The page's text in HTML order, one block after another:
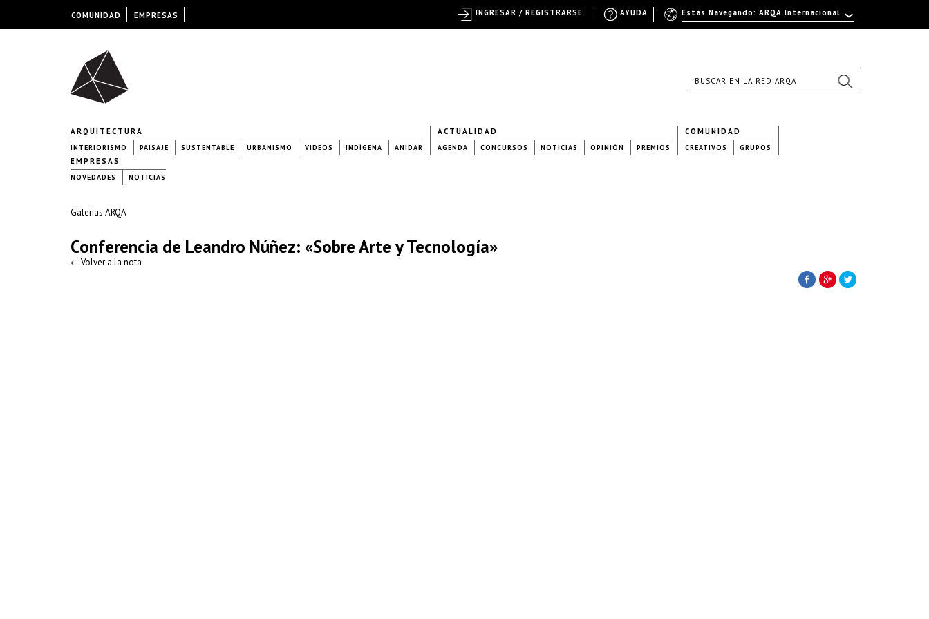
ARQUITECTURA
INTERIORISMO PAISAJE SUSTENTABLE URBANISMO VIDEOS INDÍGENA ANIDAR
ACTUALIDAD
AGENDA CONCURSOS NOTICIAS OPINIÓN PREMIOS
COMUNIDAD
CREATIVOS GRUPOS
EMPRESAS
NOVEDADES NOTICIAS
Galerías ARQA
Conferencia de Leandro Núñez: «Sobre Arte y Tecnología»
← Volver a la nota
COMUNIDAD EMPRESAS Estás Navegando: ARQA Internacional
AYUDA
INGRESAR / REGISTRARSE